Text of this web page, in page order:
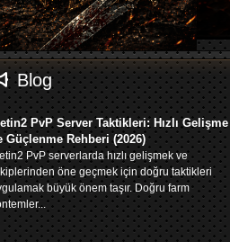
Blog
PvP Server Taktikleri: Hızlı Gelişme
Güçlenme Rehberi (2026)
PvP serverlarda hızlı gelişmek ve
öne geçmek için doğru taktikleri
büyük önem taşır. Doğru farm